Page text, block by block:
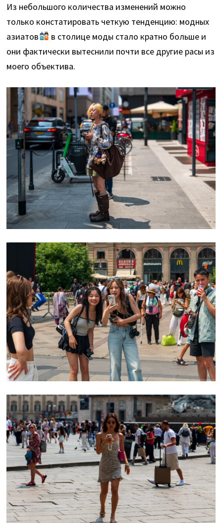
Из небольшого количества изменений можно
только констатировать четкую тенденцию: модных
азиатов
в столице моды стало кратно больше и
они фактически вытеснили почти все другие расы из
моего объектива.